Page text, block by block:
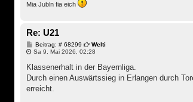
Mia Jubln fia eich
Re: U21
Beitrag: # 68299 B
e
t
a
Welti
Sa 9. Mai 2026, 02:28
Klassenerhalt in der Bayernliga.
Durch einen Auswärtssieg in Erlangen durch
erreicht.